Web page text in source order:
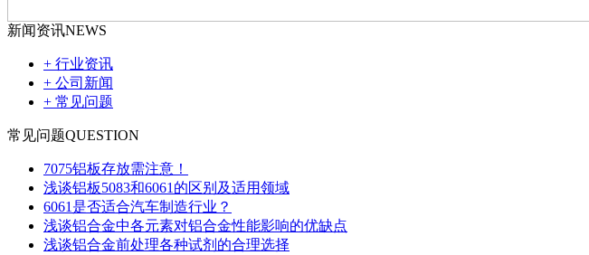
新闻资讯NEWS
+ 行业资讯
+ 公司新闻
+ 常见问题
常见问题QUESTION
7075铝板存放需注意！
浅谈铝板5083和6061的区别及适用领域
6061是否适合汽车制造行业？
浅谈铝合金中各元素对铝合金性能影响的优缺点
浅谈铝合金前处理各种试剂的合理选择